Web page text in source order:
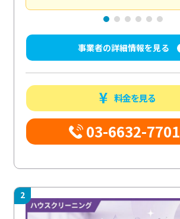
事業者の詳細情報を見る
料金を見る
03-6632-7701
2